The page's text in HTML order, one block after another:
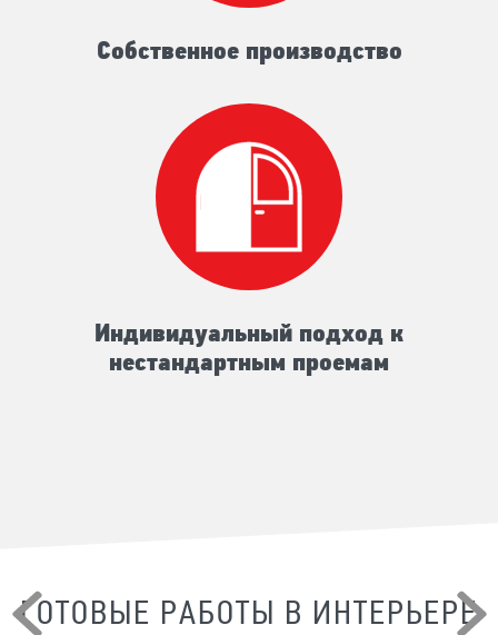
Собственное производство
Индивидуальный подход к
нестандартным проемам
ГОТОВЫЕ РАБОТЫ В ИНТЕРЬЕРЕ